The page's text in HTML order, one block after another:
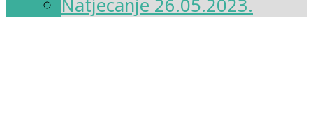
Natjecanje 26.05.2023.